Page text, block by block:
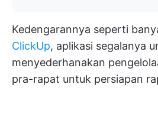
Kedengarannya seperti
ClickUp, aplikasi segalanya
menyederhanakan
pra-rapat untuk persiapan